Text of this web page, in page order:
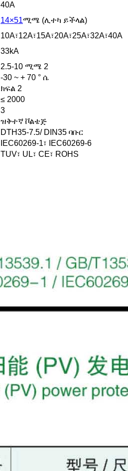
40A
14×51ሚሜ (ሊተካ ይችላል)
10A፣12A፣15A፣20A፣25A፣32A፣40A
33kA
2.5-10 ሚሜ 2
-30 ~ + 70 ° ሴ
ክፍል 2
≤ 2000
3
ዝቅተኛ ቮልቴጅ
DTH35-7.5/ DIN35 ባቡር
IEC60269-1፣ IEC60269-6
TUV፣ UL፣ CE፣ ROHS